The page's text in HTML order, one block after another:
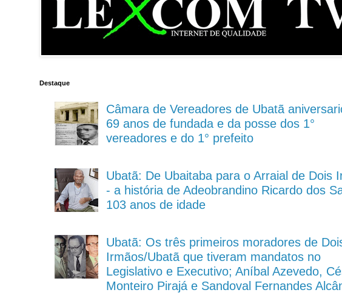
Destaque
Câmara de Vereadores de Ubatã
69 anos de fundada e da posse dos 1°
vereadores e do 1° prefeito
Ubatã: De Ubaitaba para o Arraial de Dois
- a história de Adeobrandino Ricardo dos
103 anos de idade
Ubatã: Os três primeiros moradores de
Irmãos/Ubatã que tiveram mandatos no
Legislativo e Executivo; Aníbal Azevedo,
Monteiro Pirajá e Sandoval Fernandes